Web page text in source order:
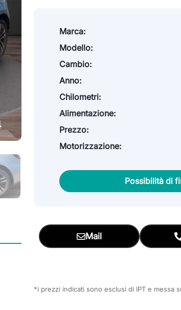
Marca:
Modello:
Cambio:
Anno:
Chilometri:
Alimentazione:
Prezzo:
Motorizzazione:
Possibilità di
Mail
*i prezzi indicati sono esclusi di IPT e messa